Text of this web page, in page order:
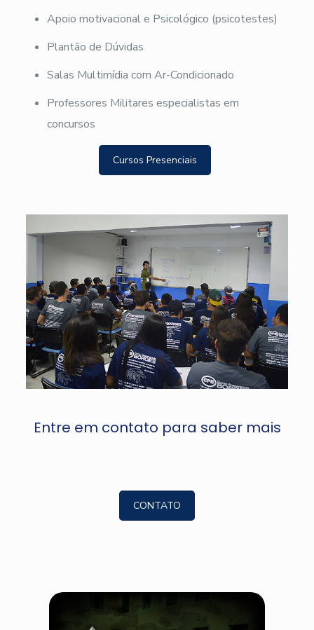
Apoio motivacional e Psicológico (psicotestes)
Plantão de Dúvidas
Salas Multimídia com Ar-Condicionado
Professores Militares especialistas em
concursos
Cursos Presenciais
Entre em contato para saber mais
CONTATO